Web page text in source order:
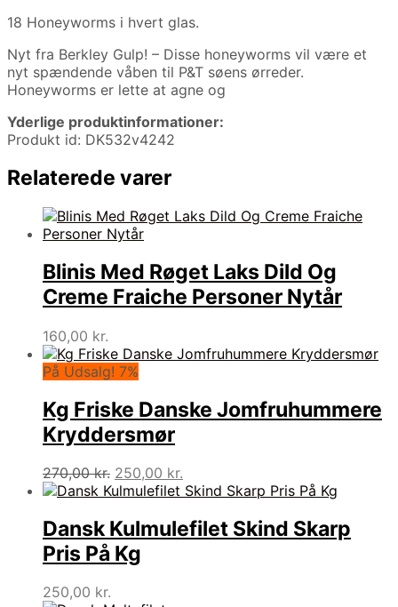
18 Honeyworms i hvert glas.
Nyt fra Berkley Gulp! – Disse honeyworms vil være et
nyt spændende våben til P&T søens ørreder.
Honeyworms er lette at agne og
Yderlige produktinformationer:
Produkt id: DK532v4242
Relaterede varer
Blinis Med Røget Laks Dild Og
Creme Fraiche Personer Nytår
160,00 kr.
På Udsalg! 7%
Kg Friske Danske Jomfruhummere
Kryddersmør
270,00kr. Den
oprindelige
var:
270,00 kr..
250,00 kr.
aktuelle
er:
250,00 kr..
Dansk Kulmulefilet Skind Skarp
Pris På Kg
250,00 kr.